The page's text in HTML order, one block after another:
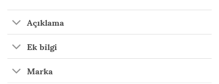
Açıklama
Ek bilgi
Marka